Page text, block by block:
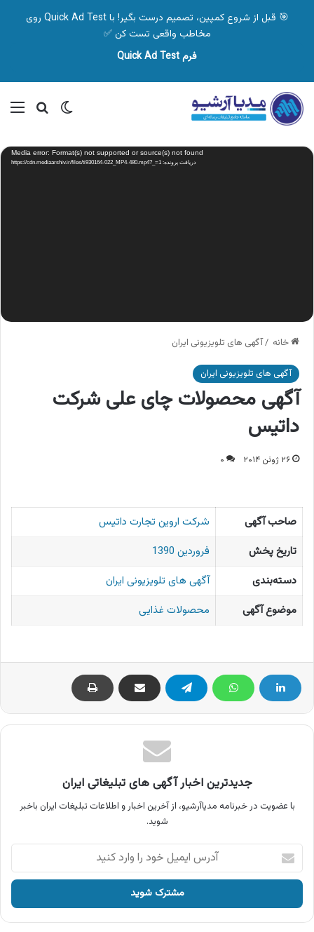
🎯 قبل از شروع کمپین، تصمیم درست بگیر! با Quick Ad Test روی
مخاطب واقعی تست کن ✅
فرم Quick Ad Test
تغییر پوسته
نمایشگر
ویدیو Media error: Format(s) not supported or source(s) not found
دریافت پرونده: https://cdn.mediaarshiv.ir/files/ti930164-022_MP4-480.mp4?_=1
خانه /آگهی های تلویزیونی ایران
آگهی های تلویزیونی ایران
آگهی محصولات چای علی شرکت
داتیس
۲۶ ژوئن ۲۰۱۴ ۰
صاحب آگهی
شرکت اروین تجارت داتیس
تاریخ پخش
فروردین 1390
دسته‌بندی
آگهی های تلویزیونی ایران
موضوع آگهی
محصولات غذایی
جدیدترین اخبار آگهی های تبلیغاتی ایران
با عضویت در خبرنامه مدیاآرشیو، از آخرین اخبار و اطلاعات تبلیغات ایران باخبر
شوید.
آدرس
ایمیل
خود
وارد
کنید